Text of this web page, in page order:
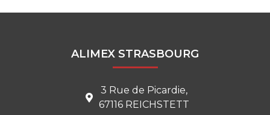
ALIMEX STRASBOURG
3 Rue de Picardie,
67116 REICHSTETT